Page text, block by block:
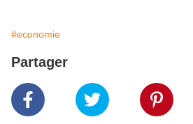
#economie
Partager